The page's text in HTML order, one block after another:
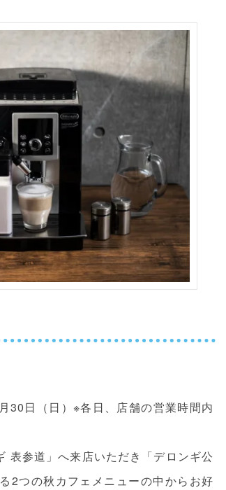
30日（日）※各日、店舗の営業時間内
参道」へ来店いただき「デロンギ公
2つの秋カフェメニューの中からお好